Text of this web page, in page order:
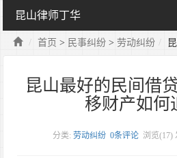
昆山律师丁华
首页 > 民事纠纷 > 劳动纠纷
昆山最好的民间借
移财产如何
分类: 劳动纠纷 0条评论 浏览(17)